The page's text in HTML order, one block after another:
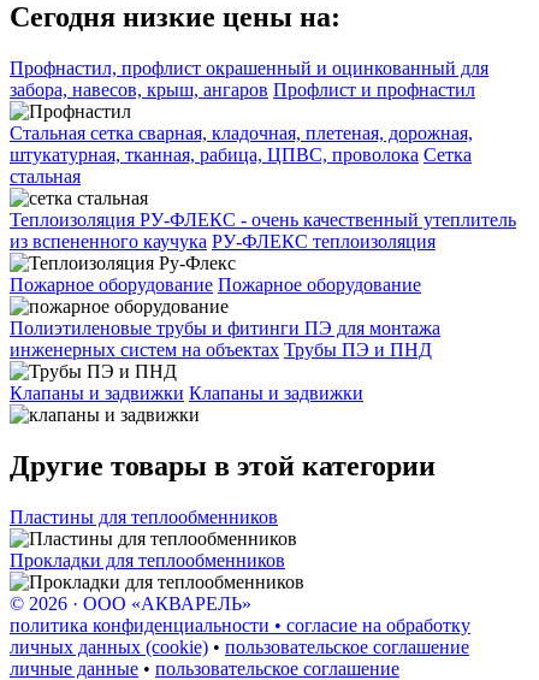
Сегодня низкие цены на:
Профнастил, профлист окрашенный и оцинкованный для
забора, навесов, крыш, ангаров Профлист и профнастил
Стальная сетка сварная, кладочная, плетеная, дорожная,
штукатурная, тканная, рабица, ЦПВС, проволока Сетка
стальная
Теплоизоляция РУ-ФЛЕКС - очень качественный утеплитель
из вспененного каучука РУ-ФЛЕКС теплоизоляция
Пожарное оборудование Пожарное оборудование
Полиэтиленовые трубы и фитинги ПЭ для монтажа
инженерных систем на объектах Трубы ПЭ и ПНД
Клапаны и задвижки Клапаны и задвижки
Другие товары в этой категории
Пластины для теплообменников
Прокладки для теплообменников
© 2026 · ООО «АКВАРЕЛЬ»
политика конфиденциальности • согласие на обработку
личных данных (cookie) • пользовательское соглашение
личные данные • пользовательское соглашение